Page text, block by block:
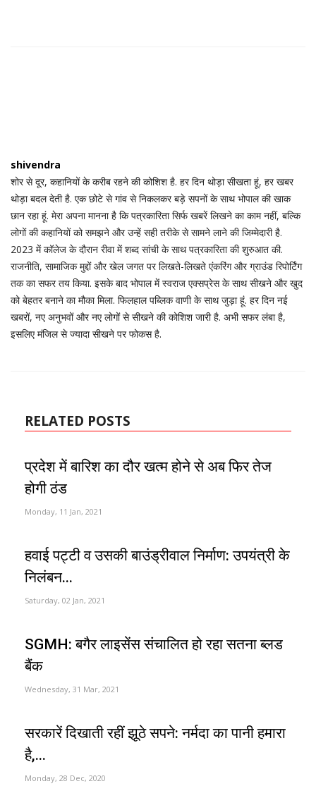
shivendra
शोर से दूर, कहानियों के करीब रहने की कोशिश है. हर दिन थोड़ा सीखता हूं, हर खबर
थोड़ा बदल देती है. एक छोटे से गांव से निकलकर बड़े सपनों के साथ भोपाल की खाक
छान रहा हूं. मेरा अपना मानना है कि पत्रकारिता सिर्फ खबरें लिखने का काम नहीं, बल्कि
लोगों की कहानियों को समझने और उन्हें सही तरीके से सामने लाने की जिम्मेदारी है.
2023 में कॉलेज के दौरान रीवा में शब्द सांची के साथ पत्रकारिता की शुरुआत की.
राजनीति, सामाजिक मुद्दों और खेल जगत पर लिखते-लिखते एंकरिंग और ग्राउंड रिपोर्टिंग
तक का सफर तय किया. इसके बाद भोपाल में स्वराज एक्सप्रेस के साथ सीखने और खुद
को बेहतर बनाने का मौका मिला. फिलहाल पब्लिक वाणी के साथ जुड़ा हूं. हर दिन नई
खबरों, नए अनुभवों और नए लोगों से सीखने की कोशिश जारी है. अभी सफर लंबा है,
इसलिए मंजिल से ज्यादा सीखने पर फोकस है.
RELATED POSTS
प्रदेश में बारिश का दौर खत्म होने से अब फिर तेज
होगी ठंड
Monday, 11 Jan, 2021
हवाई पट्टी व उसकी बाउंड्रीवाल निर्माण: उपयंत्री के
निलंबन...
Saturday, 02 Jan, 2021
SGMH: बगैर लाइसेंस संचालित हो रहा सतना ब्लड
बैंक
Wednesday, 31 Mar, 2021
सरकारें दिखाती रहीं झूठे सपने: नर्मदा का पानी हमारा
है,...
Monday, 28 Dec, 2020